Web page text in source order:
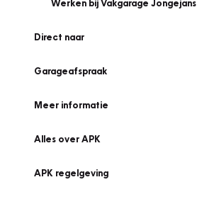
Werken bij Vakgarage Jongejans
Direct naar
Garageafspraak
Meer informatie
Alles over APK
APK regelgeving